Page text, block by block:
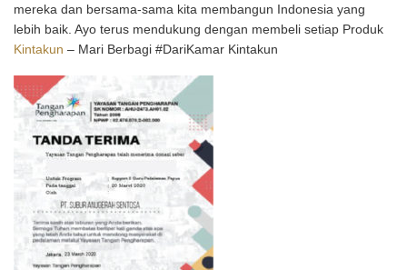
mereka dan bersama-sama kita membangun Indonesia yang
lebih baik. Ayo terus mendukung dengan membeli setiap Produk
Kintakun – Mari Berbagi #DariKamar Kintakun